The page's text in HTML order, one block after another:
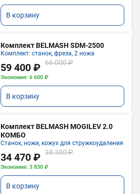
В корзину
Комплект BELMASH SDM-2500
Комплект: станок, фреза, 2 ножа
59 400 ₽ 66 000 ₽
Экономия: 6 600 ₽
В корзину
Комплект BELMASH MOGILEV 2.0
КОМБО
Станок, ножи, кожух для стружкоудаления
34 470 ₽ 38 300 ₽
Экономия: 3 830 ₽
В корзину